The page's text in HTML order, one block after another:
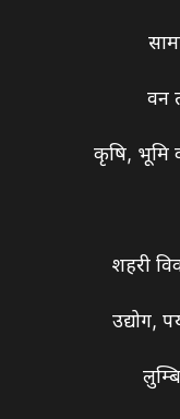
वन
कृषि, भूमि
शहरी
उद्योग,